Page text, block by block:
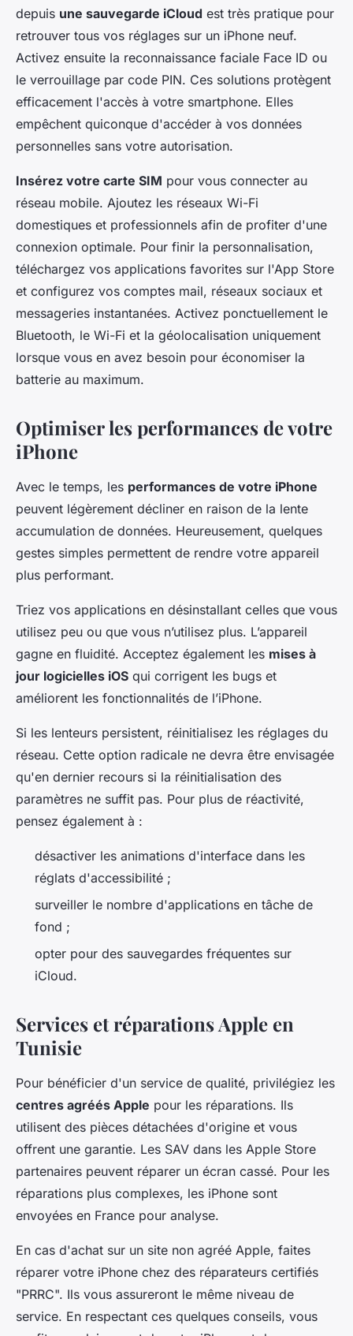
depuis une sauvegarde iCloud est très pratique pour
retrouver tous vos réglages sur un iPhone neuf.
Activez ensuite la reconnaissance faciale Face ID ou
le verrouillage par code PIN. Ces solutions protègent
efficacement l'accès à votre smartphone. Elles
empêchent quiconque d'accéder à vos données
personnelles sans votre autorisation.
Insérez votre carte SIM pour vous connecter au
réseau mobile. Ajoutez les réseaux Wi-Fi
domestiques et professionnels afin de profiter d'une
connexion optimale. Pour finir la personnalisation,
téléchargez vos applications favorites sur l'App Store
et configurez vos comptes mail, réseaux sociaux et
messageries instantanées. Activez ponctuellement le
Bluetooth, le Wi-Fi et la géolocalisation uniquement
lorsque vous en avez besoin pour économiser la
batterie au maximum.
Optimiser les performances de votre
iPhone
Avec le temps, les performances de votre iPhone
peuvent légèrement décliner en raison de la lente
accumulation de données. Heureusement, quelques
gestes simples permettent de rendre votre appareil
plus performant.
Triez vos applications en désinstallant celles que vous
utilisez peu ou que vous n’utilisez plus. L’appareil
gagne en fluidité. Acceptez également les mises à
jour logicielles iOS qui corrigent les bugs et
améliorent les fonctionnalités de l’iPhone.
Si les lenteurs persistent, réinitialisez les réglages du
réseau. Cette option radicale ne devra être envisagée
qu'en dernier recours si la réinitialisation des
paramètres ne suffit pas. Pour plus de réactivité,
pensez également à :
désactiver les animations d'interface dans les
réglats d'accessibilité ;
surveiller le nombre d'applications en tâche de
fond ;
opter pour des sauvegardes fréquentes sur
iCloud.
Services et réparations Apple en
Tunisie
Pour bénéficier d'un service de qualité, privilégiez les
centres agréés Apple pour les réparations. Ils
utilisent des pièces détachées d'origine et vous
offrent une garantie. Les SAV dans les Apple Store
partenaires peuvent réparer un écran cassé. Pour les
réparations plus complexes, les iPhone sont
envoyées en France pour analyse.
En cas d'achat sur un site non agréé Apple, faites
réparer votre iPhone chez des réparateurs certifiés
"PRRC". Ils vous assureront le même niveau de
service. En respectant ces quelques conseils, vous